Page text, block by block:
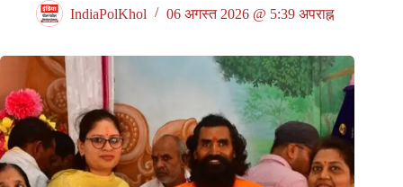
IndiaPolKhol 06 अगस्त 2026 @ 5:39 अपराह्न